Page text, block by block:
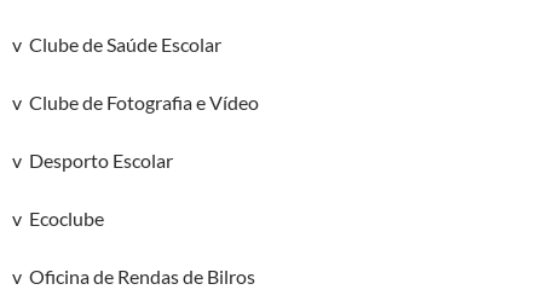
v Clube de Saúde Escolar
v Clube de Fotografia e Vídeo
v Desporto Escolar
v Ecoclube
v Oficina de Rendas de Bilros